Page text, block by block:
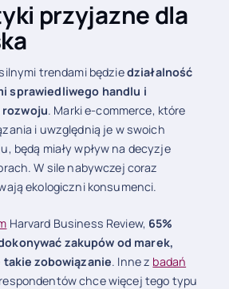
przyjazne dla
trendami będziedziałalność
sprawiedliwego handlu i
. Marki e-commerce, które
i uwzględnią je w swoich
będą miały wpływ na decyzje
W sile nabywczej coraz
ekologiczni konsumenci.
Harvard Business Review, 65%
zakupów od marek,
takie zobowiązanie. Inne z badań
chce więcej tego typu